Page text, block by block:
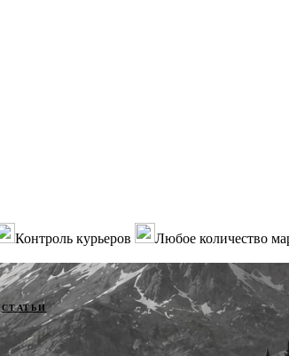
Контроль курьеров
Любое количество
СТАТЬИ